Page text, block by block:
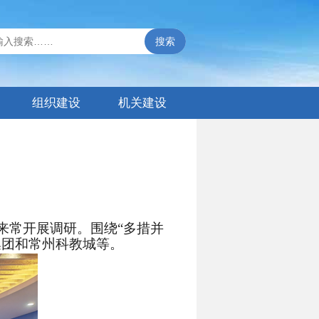
搜索
组织建设 机关建设
常开展调研。围绕“多措并
和常州科教城等。